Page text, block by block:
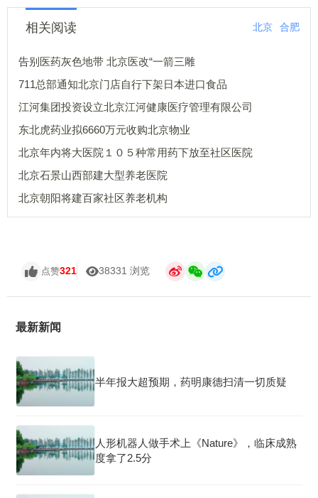
相关阅读 北京 合肥
告别医药灰色地带 北京医改“一箭三雕
711总部通知北京门店自行下架日本进口食品
江河集团投资设立北京江河健康医疗管理有限公司
东北虎药业拟6660万元收购北京物业
北京年内将大医院１０５种常用药下放至社区医院
北京石景山西部建大型养老医院
北京朝阳将建百家社区养老机构
点赞321 38331 浏览
最新新闻
半年报大超预期，药明康德扫清一切质疑
人形机器人做手术上《Nature》，临床成熟
度拿了2.5分